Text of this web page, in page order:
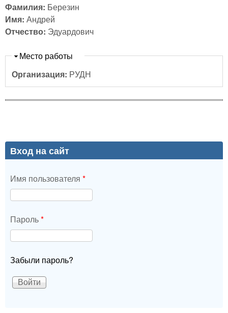
Фамилия: Березин
Имя: Андрей
Отчество: Эдуардович
Скрыть
Место работы
Организация: РУДН
Вход на сайт
Имя пользователя *
Пароль*
Забыли пароль?